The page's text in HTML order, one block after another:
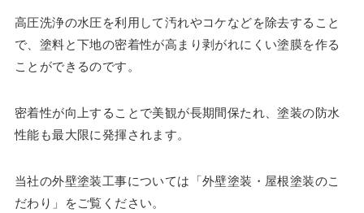
高圧洗浄の水圧を利用して汚れやコケなどを除去すること
で、塗料と下地の密着性が高まり剥がれにくい塗膜を作る
ことができるのです。
密着性が向上することで美観が長期間保たれ、塗装の防水
性能も最大限に発揮されます。
当社の外壁塗装工事については「外壁塗装・屋根塗装のこ
だわり」をご覧ください。